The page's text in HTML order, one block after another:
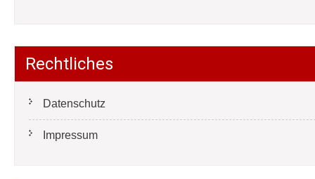
Rechtliches
Datenschutz
Impressum